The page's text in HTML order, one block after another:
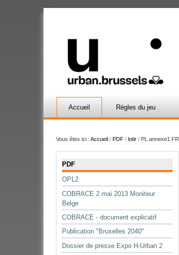
Accueil Règles du jeu
Vous êtes ici : Accueil / PDF / lotir / PL annexe1 FR
PDF
OPL2
COBRACE 2 mai 2013 Moniteur
Belge
COBRACE - document explicatif
Publication "Bruxelles 2040"
Dossier de presse Expo H-Urban 2